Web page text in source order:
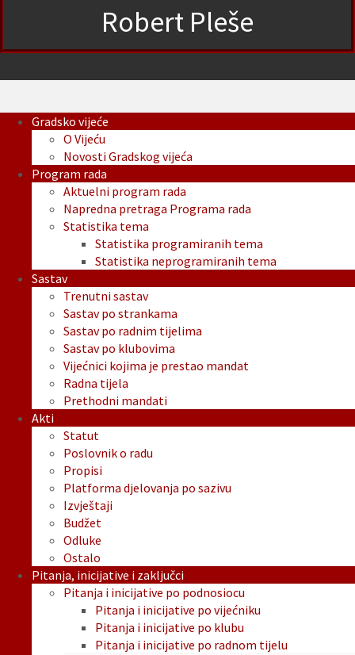
Robert Pleše
Gradsko vijeće
O Vijeću
Novosti Gradskog vijeća
Program rada
Aktuelni program rada
Napredna pretraga Programa rada
Statistika tema
Statistika programiranih tema
Statistika neprogramiranih tema
Sastav
Trenutni sastav
Sastav po strankama
Sastav po radnim tijelima
Sastav po klubovima
Vijećnici kojima je prestao mandat
Radna tijela
Prethodni mandati
Akti
Statut
Poslovnik o radu
Propisi
Platforma djelovanja po sazivu
Izvještaji
Budžet
Odluke
Ostalo
Pitanja, inicijative i zaključci
Pitanja i inicijative po podnosiocu
Pitanja i inicijative po vijećniku
Pitanja i inicijative po klubu
Pitanja i inicijative po radnom tijelu